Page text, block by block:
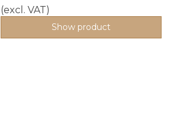
(excl. VAT)
Show product